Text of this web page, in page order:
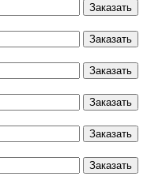
Заказать
Заказать
Заказать
Заказать
Заказать
Заказать